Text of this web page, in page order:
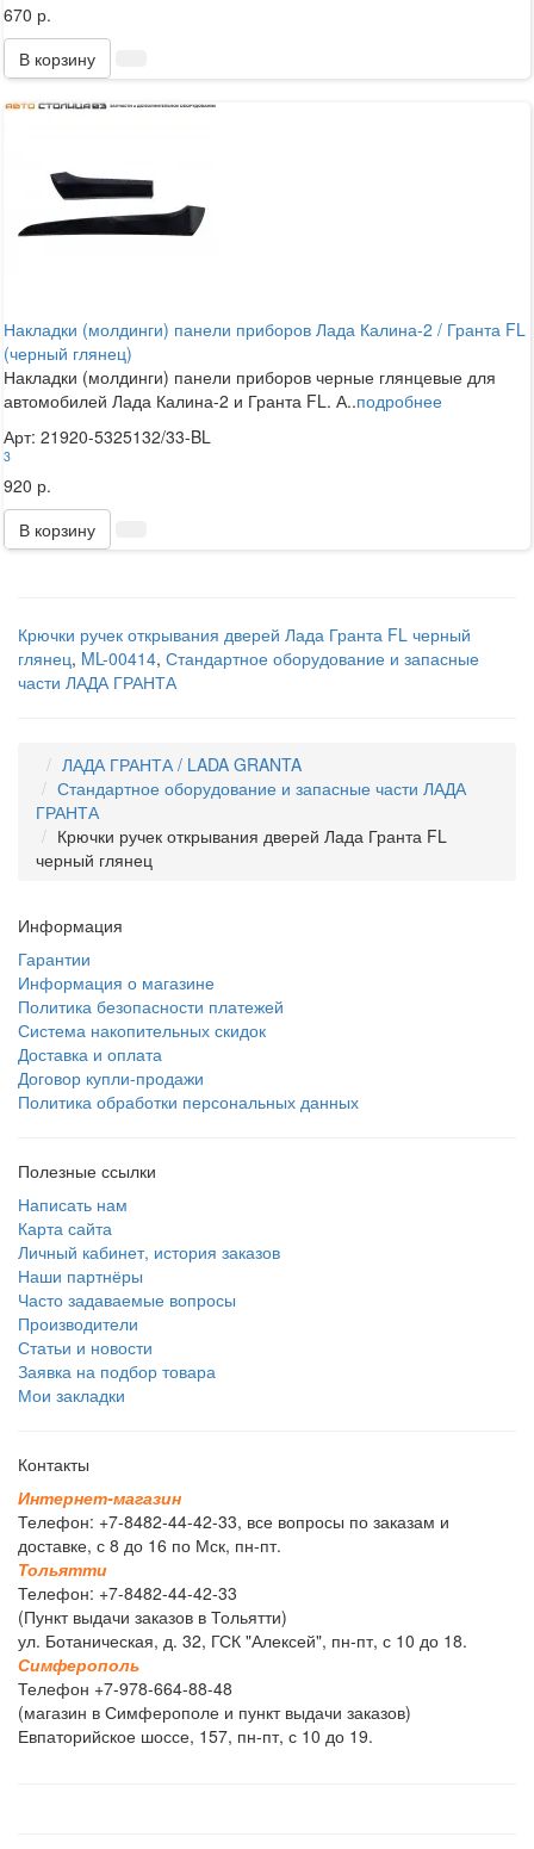
670 р.
В корзину
Накладки (молдинги) панели приборов Лада Калина-2 / Гранта FL
(черный глянец)
Накладки (молдинги) панели приборов черные глянцевые для
автомобилей Лада Калина-2 и Гранта FL. А..подробнее
Арт: 21920-5325132/33-BL
3
920 р.
В корзину
Крючки ручек открывания дверей Лада Гранта FL черный
глянец, ML-00414, Стандартное оборудование и запасные
части ЛАДА ГРАНТА
ЛАДА ГРАНТА / LADA GRANTA
Стандартное оборудование и запасные части ЛАДА
ГРАНТА
Крючки ручек открывания дверей Лада Гранта FL
черный глянец
Информация
Гарантии
Информация о магазине
Политика безопасности платежей
Система накопительных скидок
Доставка и оплата
Договор купли-продажи
Политика обработки персональных данных
Полезные ссылки
Написать нам
Карта сайта
Личный кабинет, история заказов
Наши партнёры
Часто задаваемые вопросы
Производители
Статьи и новости
Заявка на подбор товара
Мои закладки
Контакты
Интернет-магазин
Телефон: +7-8482-44-42-33, все вопросы по заказам и
доставке, с 8 до 16 по Мск, пн-пт.
Тольятти
Телефон: +7-8482-44-42-33
(Пункт выдачи заказов в Тольятти)
ул. Ботаническая, д. 32, ГСК "Алексей", пн-пт, с 10 до 18.
Симферополь
Телефон +7-978-664-88-48
(магазин в Симферополе и пункт выдачи заказов)
Евпаторийское шоссе, 157, пн-пт, с 10 до 19.